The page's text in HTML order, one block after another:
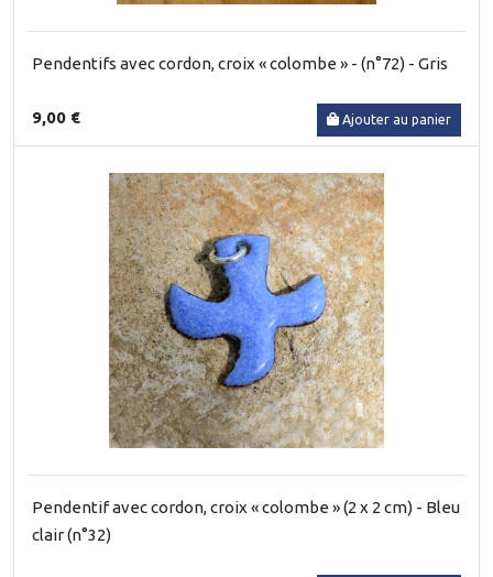
Pendentifs avec cordon, croix « colombe » - (n°72) - Gris
9,00 € Ajouter au panier
Pendentif avec cordon, croix « colombe » (2 x 2 cm) - Bleu
clair (n°32)